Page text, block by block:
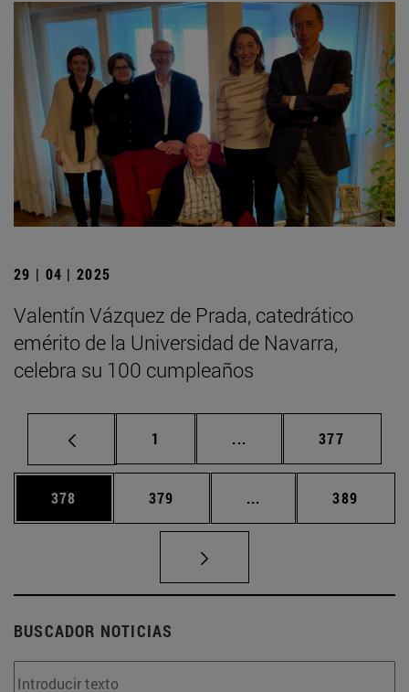
29 | 04 | 2025
Valentín Vázquez de Prada, catedrático
emérito de la Universidad de Navarra,
celebra su 100 cumpleaños
Página
1 ... Páginas intermedias
Página
377
Página
378 Página
379 ... Páginas intermedias
Página
389
BUSCADOR NOTICIAS